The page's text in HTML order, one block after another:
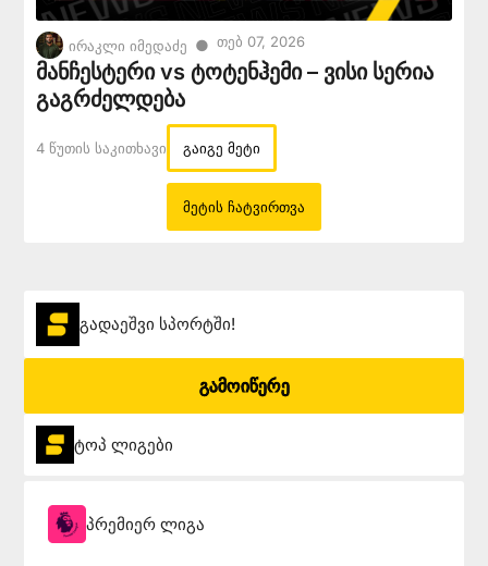
ირაკლი იმედაძე ● Თებ 07, 2026
მანჩესტერი vs ტოტენჰემი – ვისი სერია
გაგრძელდება
4 Წუთის Საკითხავი გაიგე მეტი
მეტის ჩატვირთვა
გადაეშვი სპორტში!
გამოიწერე
ტოპ ლიგები
პრემიერ ლიგა